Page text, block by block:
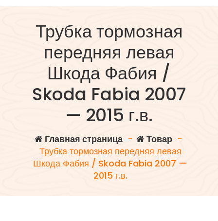
Трубка тормозная
передняя левая
Шкода Фабия /
Skoda Fabia 2007
— 2015 г.в.
Главная страница- Товар-
Трубка тормозная передняя левая
Шкода Фабия / Skoda Fabia 2007 —
2015 г.в.